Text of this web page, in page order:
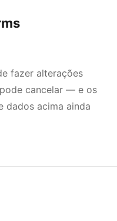
fazer alterações
cancelar — e os
dados acima ainda